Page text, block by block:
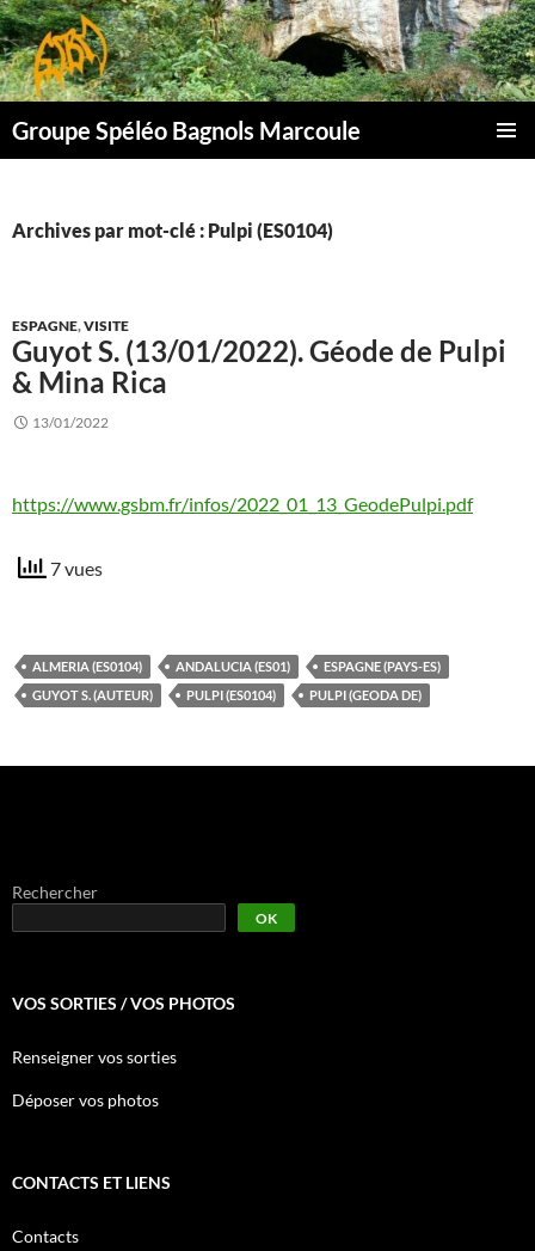
Aller
au
contenu
Groupe Spéléo Bagnols Marcoule
Archives par mot-clé : Pulpi (ES0104)
ESPAGNE,VISITE
Guyot S. (13/01/2022). Géode de Pulpi
& Mina Rica
13/01/2022
https://www.gsbm.fr/infos/2022_01_13_GeodePulpi.pdf
7 vues
ALMERIA (ES0104) ANDALUCIA (ES01)
ESPAGNE (PAYS-ES)
GUYOT S. (AUTEUR)
PULPI (ES0104) PULPI (GEODA DE)
Rechercher
OK
VOS SORTIES / VOS PHOTOS
Renseigner vos sorties
Déposer vos photos
CONTACTS ET LIENS
Contacts